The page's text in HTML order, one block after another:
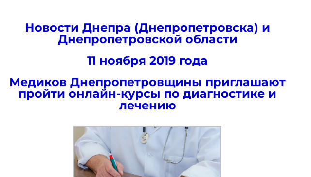
Новости Днепра (Днепропетровска) и
Днепропетровской области
11 ноября 2019 года
Медиков Днепропетровщины приглашают
пройти онлайн-курсы по диагностике и
лечению